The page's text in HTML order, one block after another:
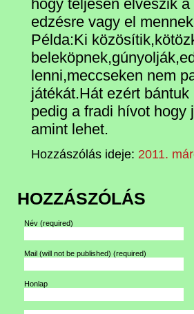
hogy teljesen elveszik
edzésre vagy el
Példa:Ki
lenni,meccseken nem
játékát.Hát ezért
pedig a fradi hívot hogy
amint lehet.
Hozzászólás ideje: 2011.
HOZZÁSZÓLÁS
Név (required)
Mail (will not be published) (required)
Honlap